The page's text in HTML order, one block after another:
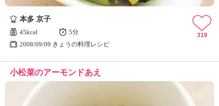
本多 京子
45kcal
5分
2008/09/09 きょうの料理レシピ
319
小松菜のアーモンドあえ